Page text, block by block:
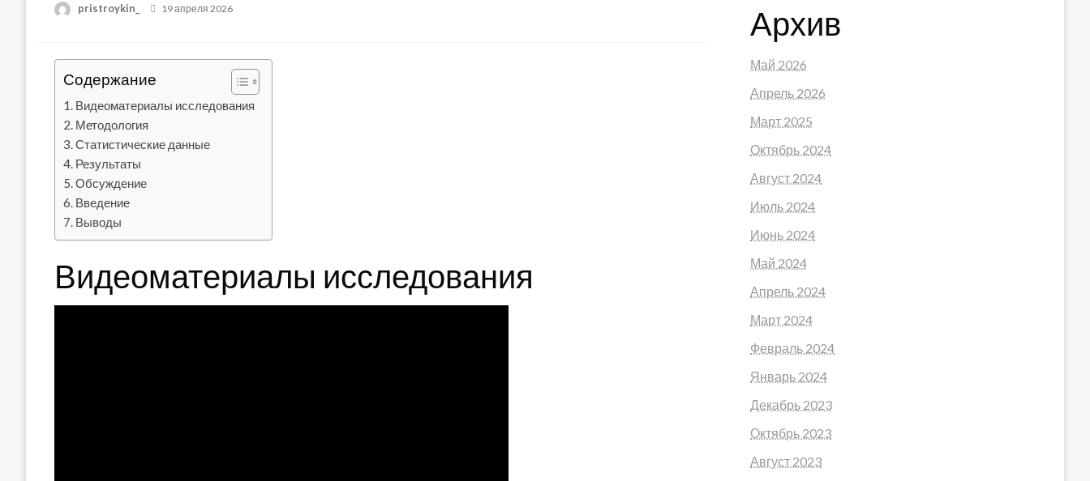
pristroykin_
Posted
19 апреля 2026
Содержание
Видеоматериалы исследования
Методология
Статистические данные
Результаты
Обсуждение
Введение
Выводы
Видеоматериалы исследования
Архив
Май 2026
Апрель 2026
Март 2025
Октябрь 2024
Август 2024
Июль 2024
Июнь 2024
Май 2024
Апрель 2024
Март 2024
Февраль 2024
Январь 2024
Декабрь 2023
Октябрь 2023
Август 2023